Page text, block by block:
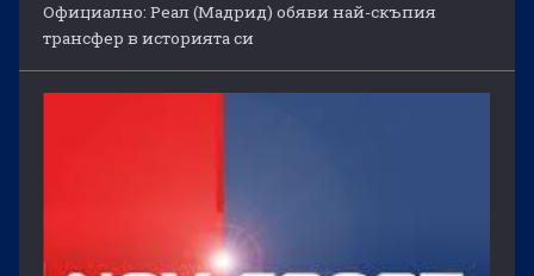
Официално: Реал (Мадрид) обяви най-скъпия
трансфер в историята си